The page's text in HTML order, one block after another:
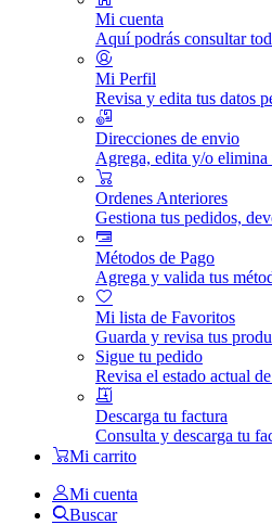
Mi cuenta
Aquí podrás consultar
Mi Perfil
Revisa y edita tus datos
Direcciones de envio
Agrega, edita y/o elimina
Ordenes Anteriores
Gestiona tus pedidos,
Métodos de Pago
Agrega y valida tus
Mi lista de Favoritos
Guarda y revisa tus
Sigue tu pedido
Revisa el estado actual
Descarga tu factura
Consulta y descarga tu
Mi carrito
Mi cuenta
Buscar